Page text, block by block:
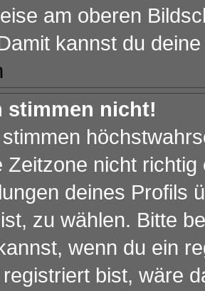
am oberen
kannst du
stimmen nicht!
Zeitzone nicht
deines Profils
zu wählen. Bitte
wenn du ein
bist, wäre